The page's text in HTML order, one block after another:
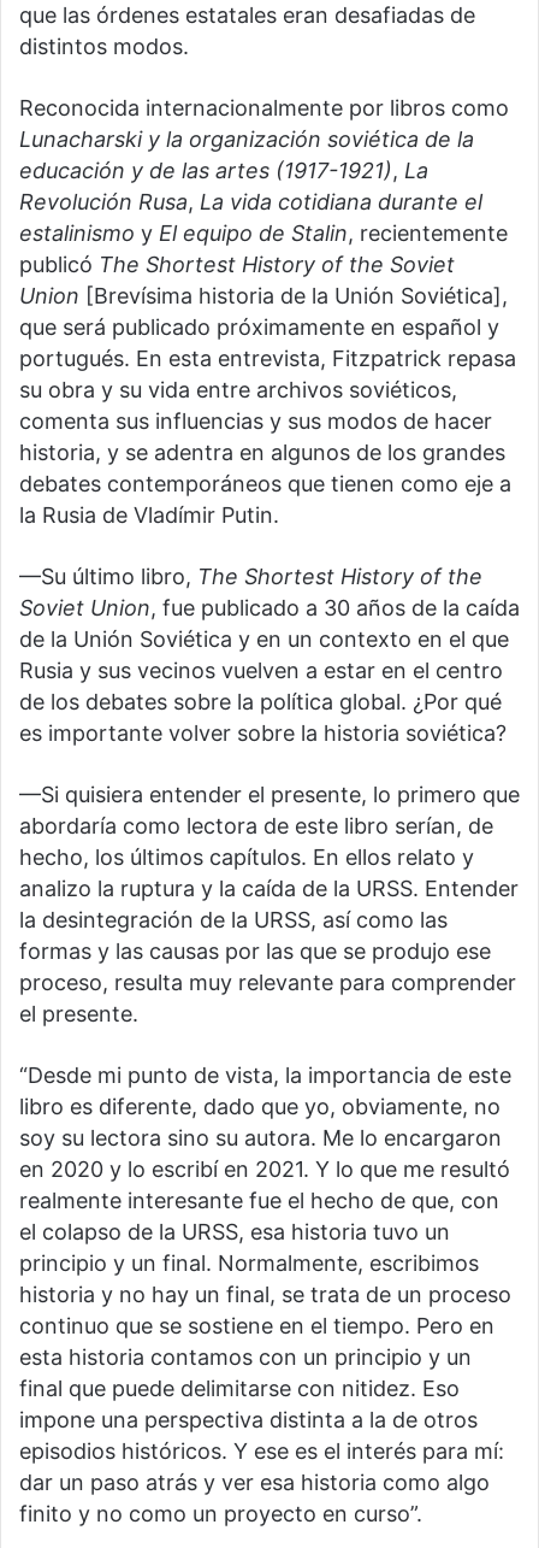
que las órdenes estatales eran desafiadas de
distintos modos.
Reconocida internacionalmente por libros como
Lunacharski y la organización soviética de la
educación y de las artes (1917-1921), La
Revolución Rusa, La vida cotidiana durante el
estalinismo y El equipo de Stalin, recientemente
publicó The Shortest History of the Soviet
Union [Brevísima historia de la Unión Soviética],
que será publicado próximamente en español y
portugués. En esta entrevista, Fitzpatrick repasa
su obra y su vida entre archivos soviéticos,
comenta sus influencias y sus modos de hacer
historia, y se adentra en algunos de los grandes
debates contemporáneos que tienen como eje a
la Rusia de Vladímir Putin.
—Su último libro, The Shortest History of the
Soviet Union, fue publicado a 30 años de la caída
de la Unión Soviética y en un contexto en el que
Rusia y sus vecinos vuelven a estar en el centro
de los debates sobre la política global. ¿Por qué
es importante volver sobre la historia soviética?
—Si quisiera entender el presente, lo primero que
abordaría como lectora de este libro serían, de
hecho, los últimos capítulos. En ellos relato y
analizo la ruptura y la caída de la URSS. Entender
la desintegración de la URSS, así como las
formas y las causas por las que se produjo ese
proceso, resulta muy relevante para comprender
el presente.
“Desde mi punto de vista, la importancia de este
libro es diferente, dado que yo, obviamente, no
soy su lectora sino su autora. Me lo encargaron
en 2020 y lo escribí en 2021. Y lo que me resultó
realmente interesante fue el hecho de que, con
el colapso de la URSS, esa historia tuvo un
principio y un final. Normalmente, escribimos
historia y no hay un final, se trata de un proceso
continuo que se sostiene en el tiempo. Pero en
esta historia contamos con un principio y un
final que puede delimitarse con nitidez. Eso
impone una perspectiva distinta a la de otros
episodios históricos. Y ese es el interés para mí:
dar un paso atrás y ver esa historia como algo
finito y no como un proyecto en curso”.